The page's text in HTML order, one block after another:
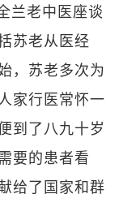
兰老中医座谈
苏老从医经
，苏老多次为
家行医常怀一
到了八九十岁
要的患者看
给了国家和群